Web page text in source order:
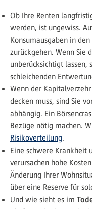
Ob Ihre Renten
werden, ist ungewiss.
Konsumausgaben in
zurückgehen. Wenn Sie
unberücksichtigt lassen,
schleichenden
Wenn der
decken muss, sind Sie
abhängig. Ein
Bezüge nötig machen.
Risikoverteilung.
Eine schwere Krankheit
verursachen hohe
Änderung Ihrer
über eine Reserve für
Und wie sieht es im